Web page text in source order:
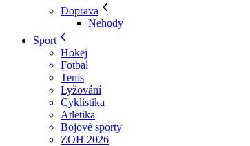
Doprava
Nehody
Sport
Hokej
Fotbal
Tenis
Lyžování
Cyklistika
Atletika
Bojové sporty
ZOH 2026